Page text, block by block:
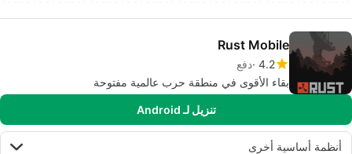
Rust Mobile
4.2 دفع
بقاء الأقوى في منطقة حرب عالمية مفتوحة
تنزيل لـ Android
أنظمة أساسية أخرى